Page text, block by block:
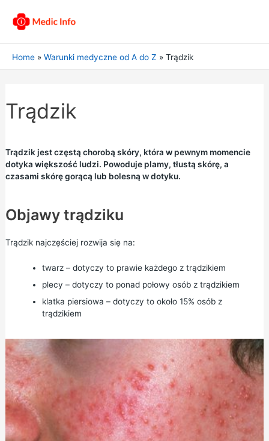
Home Warunki medyczne od A do Z Trądzik
Trądzik
Trądzik jest częstą chorobą skóry, która w pewnym momencie
dotyka większość ludzi. Powoduje plamy, tłustą skórę, a
czasami skórę gorącą lub bolesną w dotyku.
Objawy trądziku
Trądzik najczęściej rozwija się na:
twarz – dotyczy to prawie każdego z trądzikiem
plecy – dotyczy to ponad połowy osób z trądzikiem
klatka piersiowa – dotyczy to około 15% osób z
trądzikiem